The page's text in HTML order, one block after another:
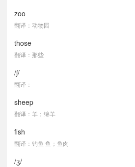
zoo
翻译：动物园
those
翻译：那些
/ʃ/
翻译：
sheep
翻译：羊；绵羊
fish
翻译：钓鱼 鱼；鱼肉
/ʒ/